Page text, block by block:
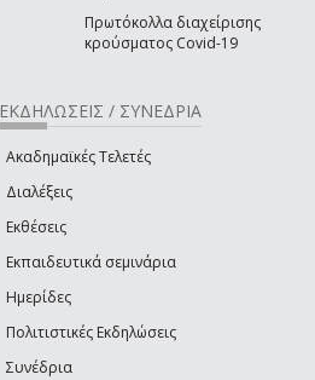
Πρωτόκολλα διαχείρισης
κρούσματος Covid-19
ΕΚΔΗΛΩΣΕΙΣ / ΣΥΝΕΔΡΙΑ
Ακαδημαϊκές Τελετές
Διαλέξεις
Εκθέσεις
Εκπαιδευτικά σεμινάρια
Ημερίδες
Πολιτιστικές Εκδηλώσεις
Συνέδρια